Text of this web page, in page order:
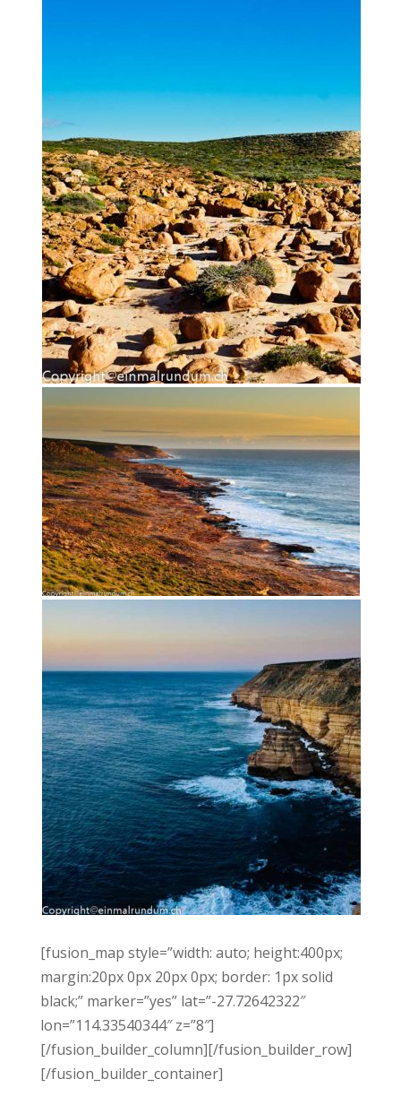
[fusion_map style=”width: auto; height:400px;
margin:20px 0px 20px 0px; border: 1px solid
black;” marker=”yes” lat=”-27.72642322″
lon=”114.33540344″ z=”8″]
[/fusion_builder_column][/fusion_builder_row]
[/fusion_builder_container]